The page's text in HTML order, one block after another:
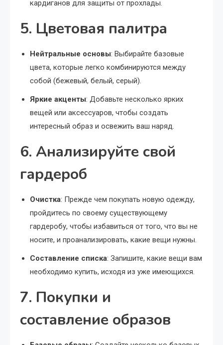
кардиганов для защиты от прохлады.
5. Цветовая палитра
Нейтральные основы: Выбирайте базовые
цвета, которые легко комбинируются между
собой (бежевый, белый, серый).
Яркие акценты: Добавьте несколько ярких
вещей или аксессуаров, чтобы создать
интересный образ и освежить ваш наряд.
6. Анализируйте свой
гардероб
Очистка: Прежде чем покупать новую одежду,
пройдитесь по своему существующему
гардеробу, чтобы избавиться от того, что вы не
носите, и проанализировать, какие вещи нужны.
Составление списка: Запишите, какие вещи вам
необходимо купить, исходя из уже имеющихся.
7. Покупки и
составление образов